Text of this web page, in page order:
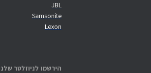
JBL
Samsonite
Lexon
הירשמו לניוזלטר